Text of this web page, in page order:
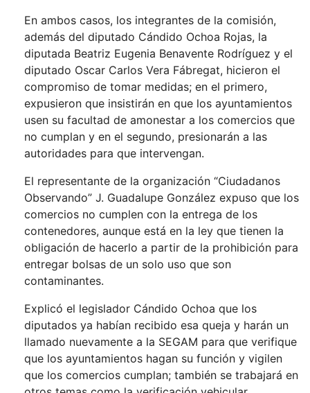
En ambos casos, los integrantes de la comisión,
además del diputado Cándido Ochoa Rojas, la
diputada Beatriz Eugenia Benavente Rodríguez y el
diputado Oscar Carlos Vera Fábregat, hicieron el
compromiso de tomar medidas; en el primero,
expusieron que insistirán en que los ayuntamientos
usen su facultad de amonestar a los comercios que
no cumplan y en el segundo, presionarán a las
autoridades para que intervengan.
El representante de la organización “Ciudadanos
Observando” J. Guadalupe González expuso que los
comercios no cumplen con la entrega de los
contenedores, aunque está en la ley que tienen la
obligación de hacerlo a partir de la prohibición para
entregar bolsas de un solo uso que son
contaminantes.
Explicó el legislador Cándido Ochoa que los
diputados ya habían recibido esa queja y harán un
llamado nuevamente a la SEGAM para que verifique
que los ayuntamientos hagan su función y vigilen
que los comercios cumplan; también se trabajará en